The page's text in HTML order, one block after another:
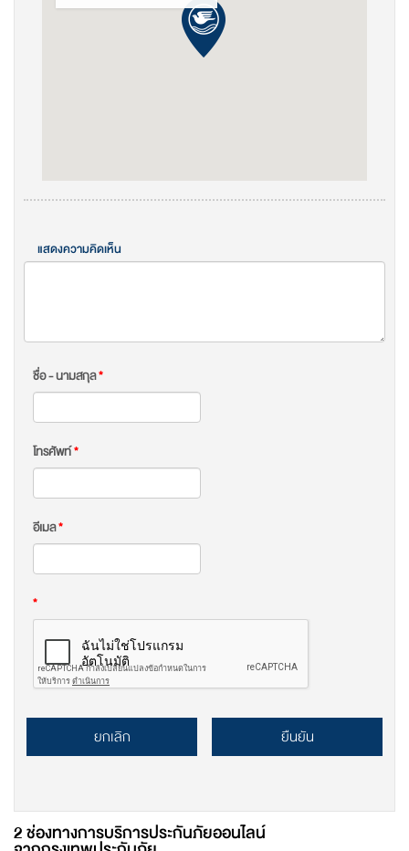
แสดงความคิดเห็น
ชื่อ - นามสกุล*
โทรศัพท์*
อีเมล*
*
ยกเลิก ยืนยัน
2 ช่องทางการบริการประกันภัยออนไลน์